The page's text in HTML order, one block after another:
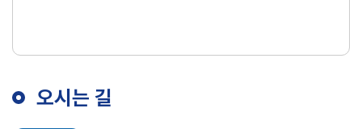
오시는 길